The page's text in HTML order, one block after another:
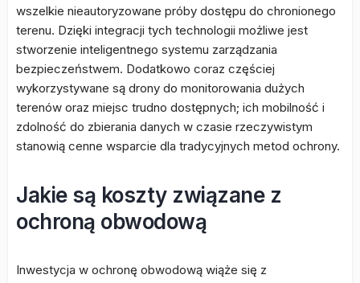
wszelkie nieautoryzowane próby dostępu do chronionego
terenu. Dzięki integracji tych technologii możliwe jest
stworzenie inteligentnego systemu zarządzania
bezpieczeństwem. Dodatkowo coraz częściej
wykorzystywane są drony do monitorowania dużych
terenów oraz miejsc trudno dostępnych; ich mobilność i
zdolność do zbierania danych w czasie rzeczywistym
stanowią cenne wsparcie dla tradycyjnych metod ochrony.
Jakie są koszty związane z
ochroną obwodową
Inwestycja w ochronę obwodową wiąże się z